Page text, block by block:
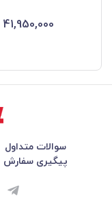
41,950,000
سوالات متداول
پیگیری سفارش